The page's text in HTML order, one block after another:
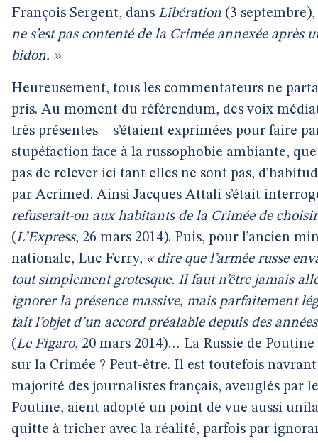
François Sergent, dans Libération (3 septembre),
ne s’est pas contenté de la Crimée annexée après
bidon. »
Heureusement, tous les commentateurs ne
pris. Au moment du référendum, des voix
très présentes – s’étaient exprimées pour faire
stupéfaction face à la russophobie ambiante,
pas de relever ici tant elles ne sont pas,
par Acrimed. Ainsi Jacques Attali s’était
refuserait-on aux habitants de la Crimée de
(L’Express, 26 mars 2014). Puis, pour l’ancien
nationale, Luc Ferry, « dire que l’armée russe
tout simplement grotesque. Il faut n’être jamais
ignorer la présence massive, mais parfaitement
fait l’objet d’un accord préalable depuis des
(Le Figaro, 20 mars 2014)… La Russie de
sur la Crimée ? Peut-être. Il est toutefois
majorité des journalistes français, aveuglés par
Poutine, aient adopté un point de vue aussi
quitte à tricher avec la réalité, parfois par